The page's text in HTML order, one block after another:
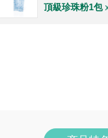
頂級珍珠粉1包